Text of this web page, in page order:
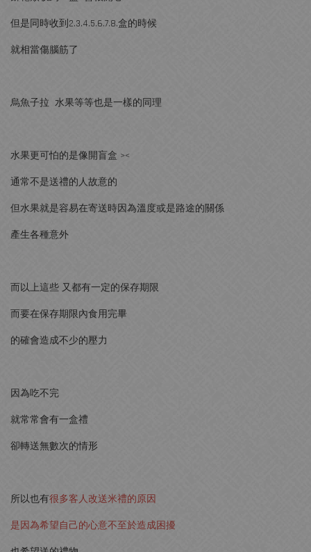
但是同時收到2.3.4.5.6.7.8.盒的時候
就相當傷腦筋了
烏魚子拉 水果等等也是一樣的同理
水果更可怕的是像開盲盒 ><
通常不是送禮的人故意的
但水果就是容易在寄送時因為溫度或是路途的關係
產生各種意外
而以上這些 又都有一定的保存期限
而要在保存期限內食用完畢
的確會造成不少的壓力
因為吃不完
就常常會有一盒禮
卻轉送無數次的情形
所以也有很多客人改送米禮的原因
是因為希望自己的心意不至於造成困擾